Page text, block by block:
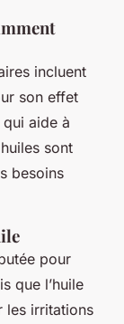
incluent
son effet
qui aide à
sont
besoins
pour
que l’huile
les irritations